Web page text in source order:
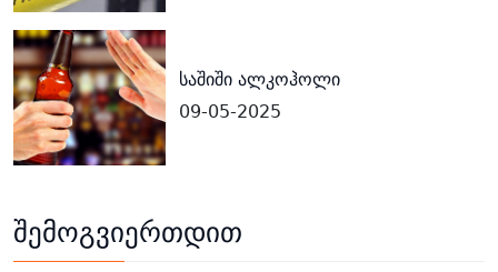
საშიში ალკოჰოლი
09-05-2025
შემოგვიერთდით